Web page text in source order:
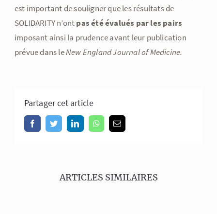
est important de souligner que les résultats de
SOLIDARITY n’ontpas été évalués par les pairs
imposant ainsi la prudence avant leur publication
prévue dans leNew England Journal of Medicine.
Partager cet article
FacebookTwitterLinkedInWhatsApp
Email
ARTICLES SIMILAIRES